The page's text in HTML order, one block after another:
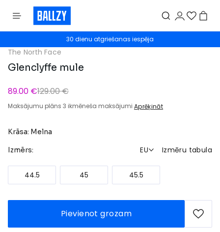
30 dienu atgriešanas iespēja
The North Face
Glenclyffe mule
89.00 €129.00 €
Maksājumu plāns 3 ikmēneša maksājumi Aprēķināt
Krāsa: Melna
Izmērs: EU Izmēru tabula
44.5 45 45.5
Pievienot grozam